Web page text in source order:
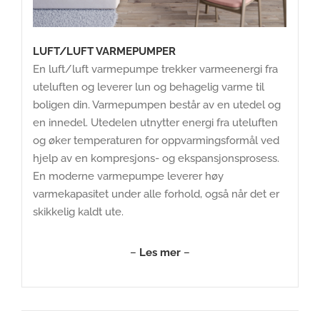
LUFT/LUFT VARMEPUMPER
En luft/luft varmepumpe trekker varmeenergi fra
uteluften og leverer lun og behagelig varme til
boligen din. Varmepumpen består av en utedel og
en innedel. Utedelen utnytter energi fra uteluften
og øker temperaturen for oppvarmingsformål ved
hjelp av en kompresjons- og ekspansjonsprosess.
En moderne varmepumpe leverer høy
varmekapasitet under alle forhold, også når det er
skikkelig kaldt ute.
– Les mer –